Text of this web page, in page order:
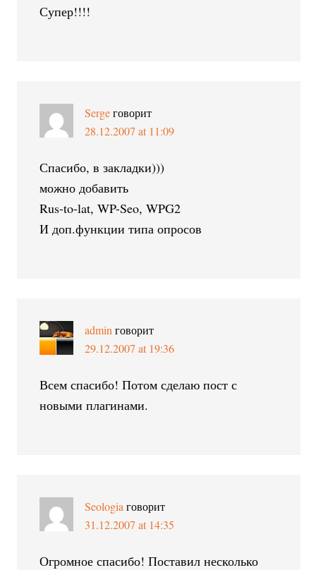
Супер!!!!
Serge говорит
28.12.2007 at 11:09
Спасибо, в закладки)))
можно добавить
Rus-to-lat, WP-Seo, WPG2
И доп.функции типа опросов
admin говорит
29.12.2007 at 19:36
Всем спасибо! Потом сделаю пост с
новыми плагинами.
Seologia говорит
31.12.2007 at 14:35
Огромное спасибо! Поставил несколько